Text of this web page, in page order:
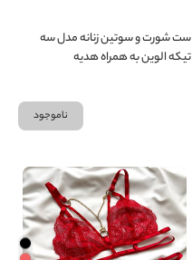
ست شورت و سوتین زنانه مدل سه
تیکه الوین به همراه هدیه
ناموجود